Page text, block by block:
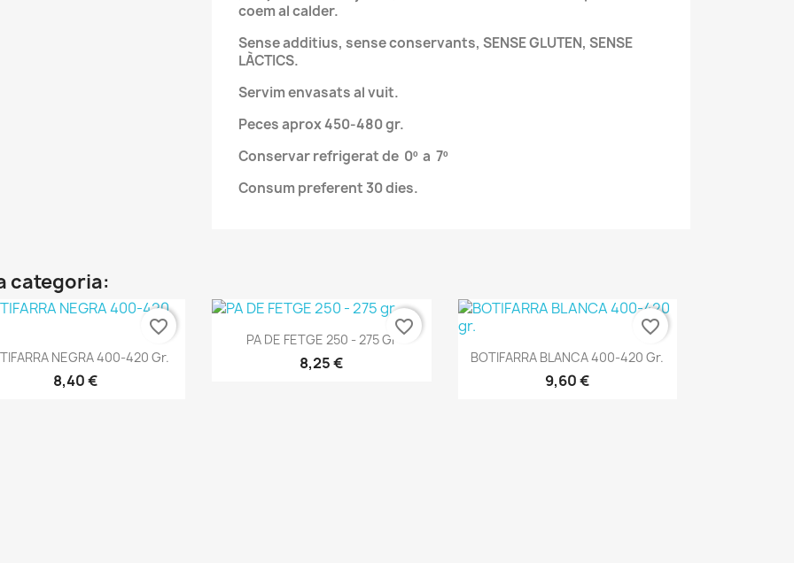
coem al calder.
Sense additius, sense conservants, SENSE GLUTEN, SENSE
LÀCTICS.
Servim envasats al vuit.
Peces aprox 450-480 gr.
Conservar refrigerat de 0º a 7º
Consum preferent 30 dies.
categoria:
Vista ràpida
NEGRA 400-420 Gr.
8,40 €
favorite_border Vista ràpida
PA DE FETGE 250 - 275 Gr
8,25 €
favorite_border
 Vista ràpida
BOTIFARRA BLANCA 400-420 Gr.
9,60 €
favorite_border